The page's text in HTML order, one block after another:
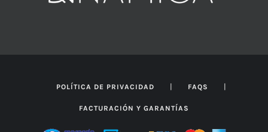
POLÍTICA DE PRIVACIDAD | FAQS |
FACTURACIÓN Y GARANTÍAS